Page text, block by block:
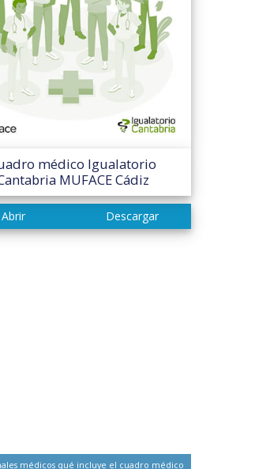
médico Igualatorio
MUFACE Cádiz
médicos qué incluye el cuadro médico